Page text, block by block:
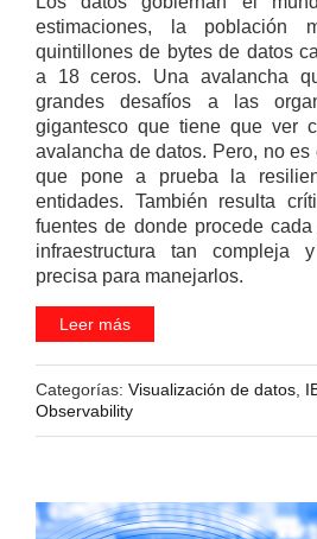
estimaciones, la población
quintillones de bytes de datos
a 18 ceros. Una avalancha
grandes desafíos a las
gigantesco que tiene que ver
avalancha de datos. Pero, no
que pone a prueba la
entidades. También resulta
fuentes de donde procede
infraestructura tan compleja
precisa para manejarlos.
Leer más
Categorías: Visualización de datos
Observability